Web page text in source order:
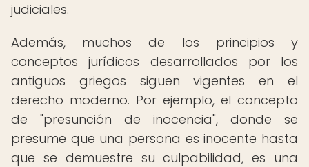
judiciales.
Además, muchos de los principios y
conceptos jurídicos desarrollados por los
antiguos griegos siguen vigentes en el
derecho moderno. Por ejemplo, el concepto
de "presunción de inocencia", donde se
presume que una persona es inocente hasta
que se demuestre su culpabilidad, es una